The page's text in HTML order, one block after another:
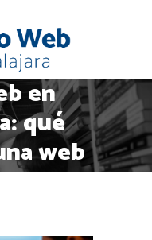
en
qué
web
para